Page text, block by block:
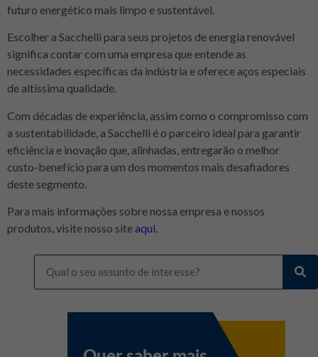
futuro energético mais limpo e sustentável.
Escolher a Sacchelli para seus projetos de energia renovável
significa contar com uma empresa que entende as
necessidades específicas da indústria e oferece aços especiais
de altíssima qualidade.
Com décadas de experiência, assim como o compromisso com
a sustentabilidade, a Sacchelli é o parceiro ideal para garantir
eficiência e inovação que, alinhadas, entregarão o melhor
custo-benefício para um dos momentos mais desafiadores
deste segmento.
Para mais informações sobre nossa empresa e nossos
produtos, visite nosso siteaqui.